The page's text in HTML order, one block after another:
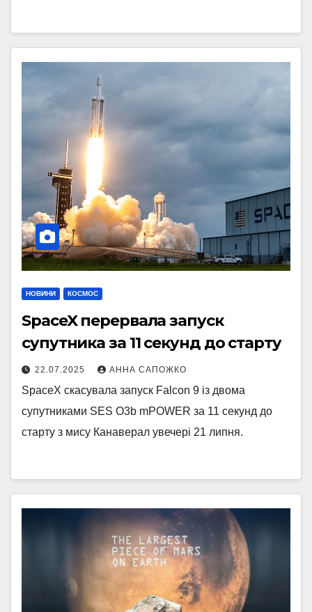
НОВИНИ КОСМОС
SpaceX перервала запуск
супутника за 11 секунд до старту
22.07.2025 АННА САПОЖКО
SpaceX скасувала запуск Falcon 9 із двома
супутниками SES O3b mPOWER за 11 секунд до
старту з мису Канаверал увечері 21 липня.